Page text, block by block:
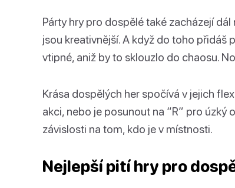
Párty hry pro dospělé také zacházejí
jsou kreativnější. A když do toho přidáš
vtipné, aniž by to sklouzlo do chaosu.
Krása dospělých her spočívá v jejich
akci, nebo je posunout na “R” pro úzký
závislosti na tom, kdo je v místnosti.
Nejlepší pití hry pro